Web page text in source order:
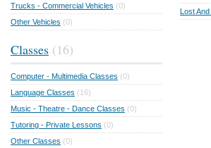
Trucks - Commercial Vehicles (0)
Other Vehicles (0)
Classes (16)
Computer - Multimedia Classes (0)
Language Classes (16)
Music - Theatre - Dance Classes (0)
Tutoring - Private Lessons (0)
Other Classes (0)
Lost